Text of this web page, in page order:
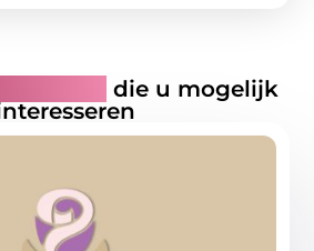
die u mogelijk